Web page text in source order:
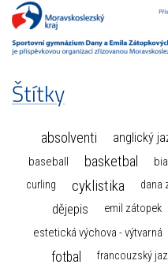
Štítky
absolventi anglický
baseball basketbal
curling cyklistika dana
dějepis emil zátopek
estetická výchova - výtvarná
fotbal francouzský